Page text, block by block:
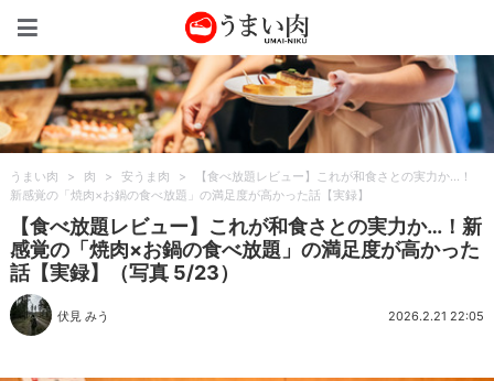
うまい肉 > 肉 > 安うま肉 >
【食べ放題レビュー】これが和食さとの実力か…！
新感覚の「焼肉×お鍋の食べ放題」の満足度が高かった話【実録】
【食べ放題レビュー】これが和食さとの実力か…！新
感覚の「焼肉×お鍋の食べ放題」の満足度が高かった
話【実録】（写真 5/23）
伏見 みう 2026.2.21 22:05